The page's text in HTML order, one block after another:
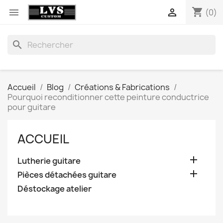
 shopping_cart (0)

search
Accueil Blog
Créations & Fabrications
Pourquoi reconditionner cette peinture conductrice
pour guitare
ACCUEIL
Lutherie guitare 
Pièces détachées guitare 
Déstockage atelier